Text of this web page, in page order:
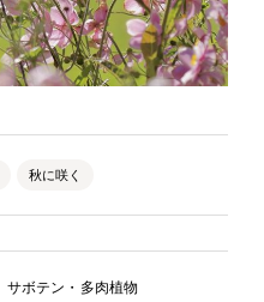
秋に咲く
サボテン・多肉植物